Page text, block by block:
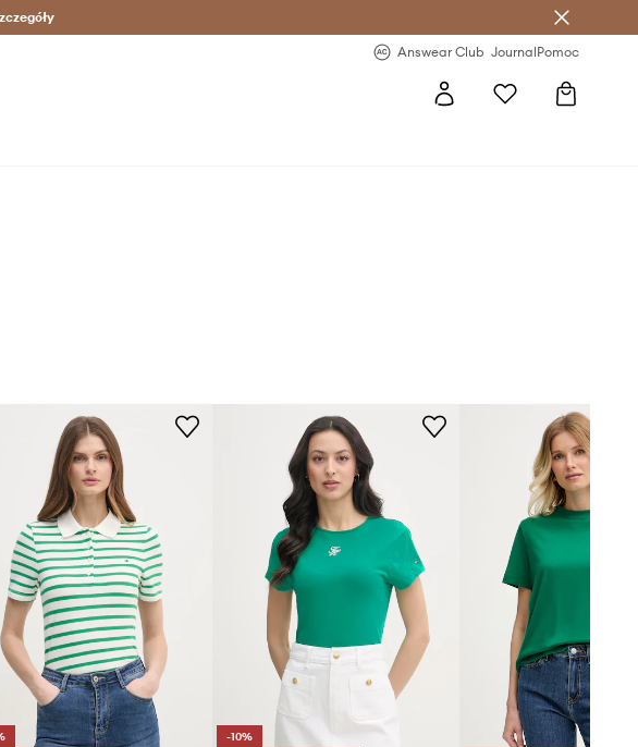
w 24h >
Answear Club JournalPomoc
-10%